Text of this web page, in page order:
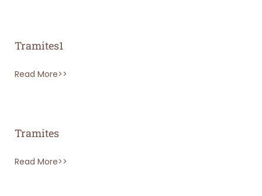
Tramites1
Read More>>
Tramites
Read More>>